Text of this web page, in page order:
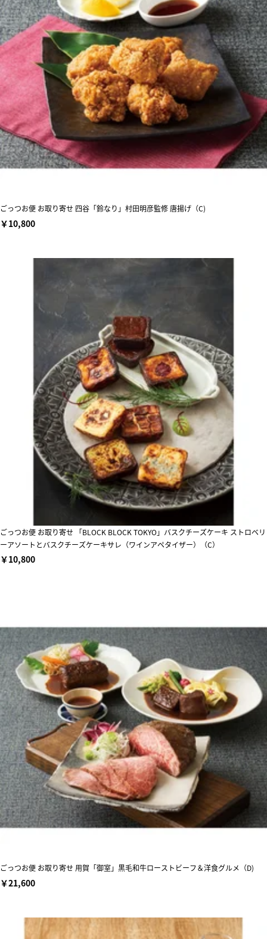
ごっつお便 お取り寄せ 四谷「鈴なり」村田明彦監修 唐揚げ（C)
￥10,800
ごっつお便 お取り寄せ 「BLOCK BLOCK TOKYO」バスクチーズケーキ ストロベリ
ーアソートとバスクチーズケーキサレ（ワインアペタイザー）（C）
￥10,800
ごっつお便 お取り寄せ 用賀「御室」黒毛和牛ローストビーフ＆洋食グルメ（D)
￥21,600